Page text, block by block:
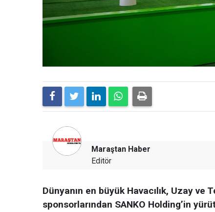
Maraştan Haber
Editör
Dünyanın en büyük Havacılık, Uzay ve
sponsorlarından SANKO Holding’in